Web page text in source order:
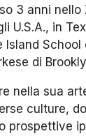
3 anni
U.S.A., in
Island School
di
nella sua
culture,
prospettive